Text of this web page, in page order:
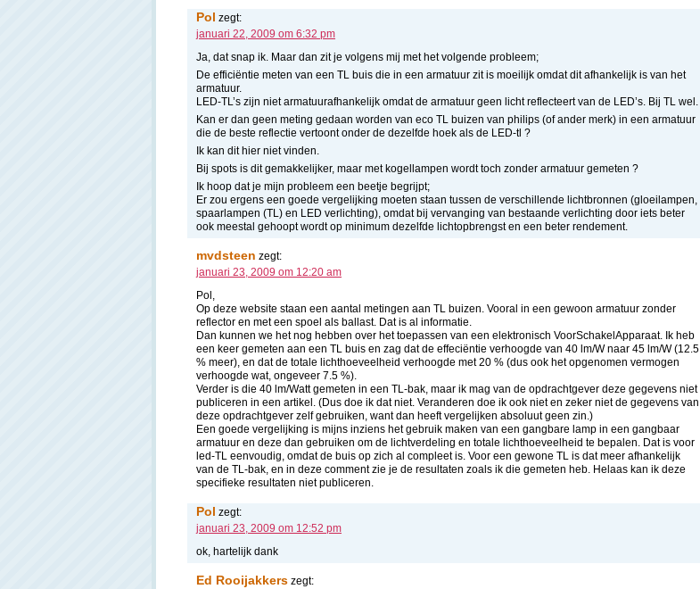
Pol zegt:
januari 22, 2009 om 6:32 pm
Ja, dat snap ik. Maar dan zit je volgens mij met het volgende probleem;
De efficiëntie meten van een TL buis die in een armatuur zit is moeilijk omdat dit afhankelijk is van het
armatuur.
LED-TL’s zijn niet armatuurafhankelijk omdat de armatuur geen licht reflecteert van de LED’s. Bij TL wel.
Kan er dan geen meting gedaan worden van eco TL buizen van philips (of ander merk) in een armatuur
die de beste reflectie vertoont onder de dezelfde hoek als de LED-tl ?
Ik kan dit hier niet vinden.
Bij spots is dit gemakkelijker, maar met kogellampen wordt toch zonder armatuur gemeten ?
Ik hoop dat je mijn probleem een beetje begrijpt;
Er zou ergens een goede vergelijking moeten staan tussen de verschillende lichtbronnen (gloeilampen,
spaarlampen (TL) en LED verlichting), omdat bij vervanging van bestaande verlichting door iets beter
ook meestal gehoopt wordt op minimum dezelfde lichtopbrengst en een beter rendement.
mvdsteen zegt:
januari 23, 2009 om 12:20 am
Pol,
Op deze website staan een aantal metingen aan TL buizen. Vooral in een gewoon armatuur zonder
reflector en met een spoel als ballast. Dat is al informatie.
Dan kunnen we het nog hebben over het toepassen van een elektronisch VoorSchakelApparaat. Ik heb
een keer gemeten aan een TL buis en zag dat de effeciëntie verhoogde van 40 lm/W naar 45 lm/W (12.5
% meer), en dat de totale lichthoeveelheid verhoogde met 20 % (dus ook het opgenomen vermogen
verhoogde wat, ongeveer 7.5 %).
Verder is die 40 lm/Watt gemeten in een TL-bak, maar ik mag van de opdrachtgever deze gegevens niet
publiceren in een artikel. (Dus doe ik dat niet. Veranderen doe ik ook niet en zeker niet de gegevens van
deze opdrachtgever zelf gebruiken, want dan heeft vergelijken absoluut geen zin.)
Een goede vergelijking is mijns inziens het gebruik maken van een gangbare lamp in een gangbaar
armatuur en deze dan gebruiken om de lichtverdeling en totale lichthoeveelheid te bepalen. Dat is voor
led-TL eenvoudig, omdat de buis op zich al compleet is. Voor een gewone TL is dat meer afhankelijk
van de TL-bak, en in deze comment zie je de resultaten zoals ik die gemeten heb. Helaas kan ik deze
specifieke resultaten niet publiceren.
Pol zegt:
januari 23, 2009 om 12:52 pm
ok, hartelijk dank
Ed Rooijakkers zegt: